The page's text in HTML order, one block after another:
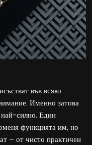
във всяко
Именно затова
силно. Един
функцията им, но
– от чисто практичен